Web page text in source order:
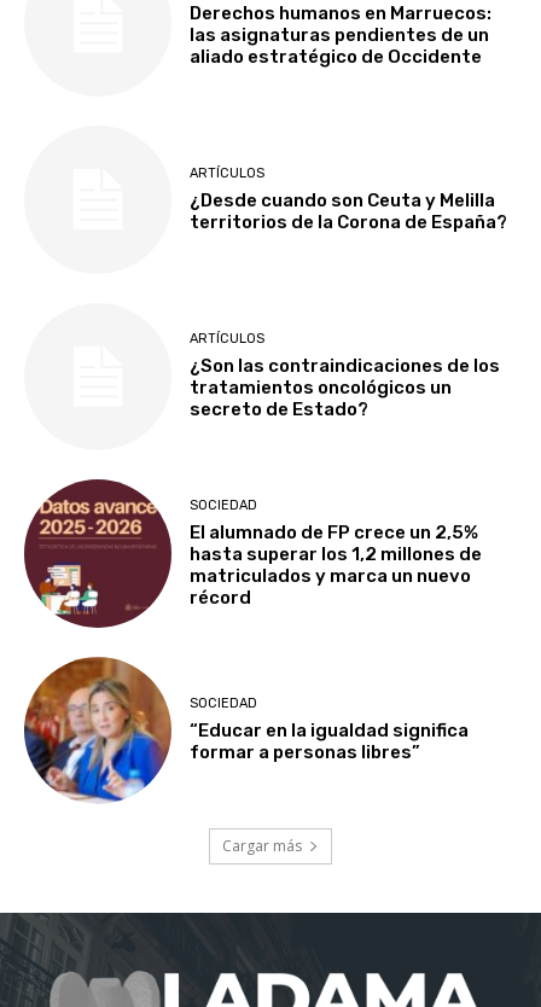
Derechos humanos en Marruecos:
las asignaturas pendientes de un
aliado estratégico de Occidente
ARTÍCULOS
¿Desde cuando son Ceuta y Melilla
territorios de la Corona de España?
ARTÍCULOS
¿Son las contraindicaciones de los
tratamientos oncológicos un
secreto de Estado?
SOCIEDAD
El alumnado de FP crece un 2,5%
hasta superar los 1,2 millones de
matriculados y marca un nuevo
récord
SOCIEDAD
“Educar en la igualdad significa
formar a personas libres”
Cargar más